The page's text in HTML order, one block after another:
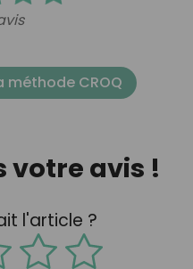
méthode CROQ
votre avis !
l'article ?